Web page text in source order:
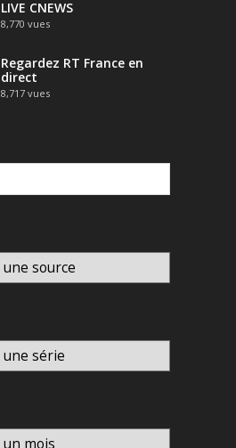
LIVE CNEWS
8,770 vues
Regardez RT France en
direct
8,717 vues